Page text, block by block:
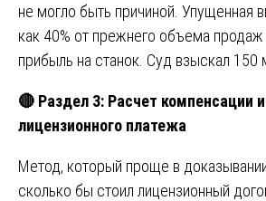
не могло быть причиной. Упущенная
как 40% от прежнего объема
прибыль на станок. Суд взыскал 150
🔴 Раздел 3: Расчет компенсации
лицензионного платежа
Метод, который проще в
сколько бы стоил лицензионный